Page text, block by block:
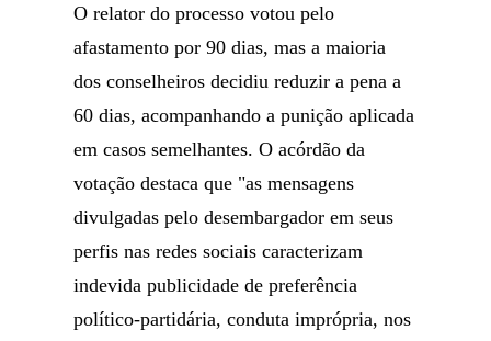
O relator do processo votou pelo
afastamento por 90 dias, mas a maioria
dos conselheiros decidiu reduzir a pena a
60 dias, acompanhando a punição aplicada
em casos semelhantes. O acórdão da
votação destaca que "as mensagens
divulgadas pelo desembargador em seus
perfis nas redes sociais caracterizam
indevida publicidade de preferência
político-partidária, conduta imprópria, nos